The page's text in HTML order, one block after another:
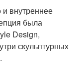
и внутреннее
была
Design,
скульптурных